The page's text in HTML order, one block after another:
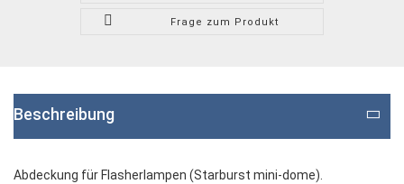
Frage zum Produkt
Beschreibung
Abdeckung für Flasherlampen (Starburst mini-dome).